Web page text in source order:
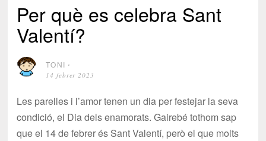
Per què es celebra Sant
Valentí?
TONI ⋅
14 febrer 2023
Les parelles i l’amor tenen un dia per festejar la seva
condició, el Dia dels enamorats. Gairebé tothom sap
que el 14 de febrer és Sant Valentí, però el que molts